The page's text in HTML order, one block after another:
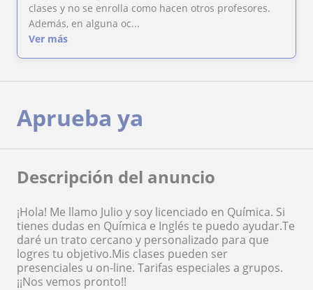
clases y no se enrolla como hacen otros profesores.
Además, en alguna oc...
Ver más
Aprueba ya
Descripción del anuncio
¡Hola! Me llamo Julio y soy licenciado en Química. Si
tienes dudas en Química e Inglés te puedo ayudar.Te
daré un trato cercano y personalizado para que
logres tu objetivo.Mis clases pueden ser
presenciales u on-line. Tarifas especiales a grupos.
¡¡Nos vemos pronto!!